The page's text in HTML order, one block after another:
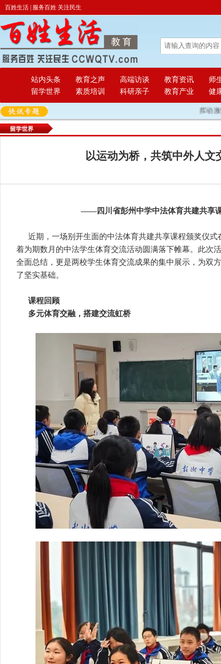
百姓生活 | 服务百姓 关注民生
站内头条 教育之声 高端访谈 教育资讯
师
留学世界
素质培训 科研亲子 教育产业 健
挥动激情
留学世界
以运动为桥，共筑中外人文
——四川省彭州中学中法体育共建共享
近期，一场别开生面的中法体育共建共享课程颁奖仪
着为期数月的中法学生体育交流活动圆满落下帷幕。此次
全面总结，更是两校学生体育交流成果的集中展示，为双
了坚实基础。
课程回顾
多元体育交融，搭建交流虹桥